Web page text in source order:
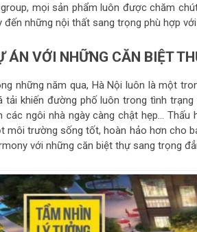
mọi sản phẩm luôn được chăm
đến những nội thất sang trọng phù hợp
ÁN VỚI NHỮNG CĂN BIỆT
những năm qua, Hà Nội luôn là một
tải khiến đường phố luôn trong tình
các ngôi nhà ngày càng chật hẹp…
môi trường sống tốt, hoàn hảo hơn cho
với những căn biệt thự sang trọng